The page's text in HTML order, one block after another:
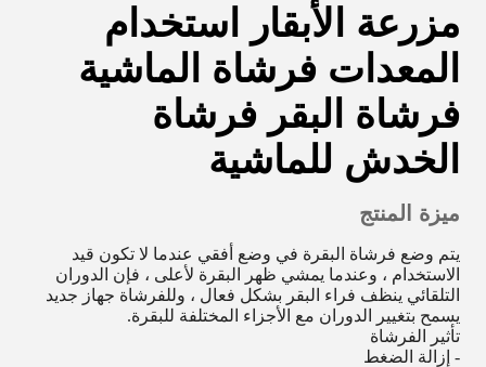
مزرعة الأبقار استخدام
المعدات فرشاة الماشية
فرشاة البقر فرشاة
الخدش للماشية
ميزة المنتج
يتم وضع فرشاة البقرة في وضع أفقي عندما لا تكون قيد
الاستخدام ، وعندما يمشي ظهر البقرة لأعلى ، فإن الدوران
التلقائي ينظف فراء البقر بشكل فعال ، وللفرشاة جهاز جديد
يسمح بتغيير الدوران مع الأجزاء المختلفة للبقرة.
تأثير الفرشاة
- إزالة الضغط